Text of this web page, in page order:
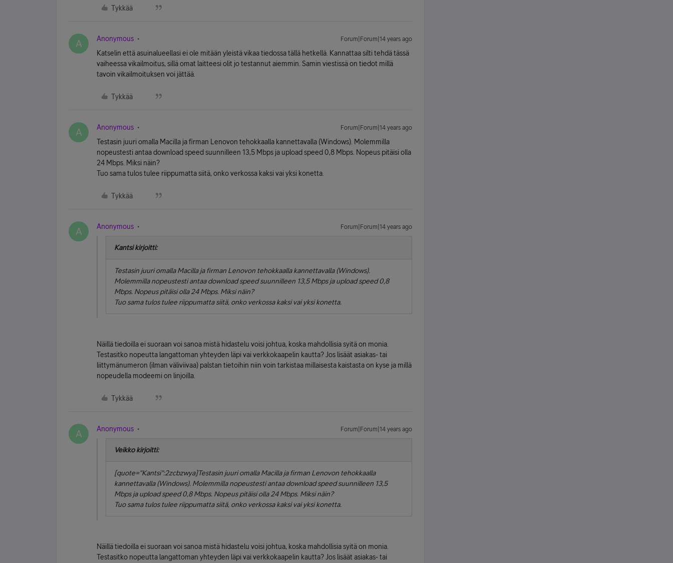
Tykkää
A Anonymous Forum|Forum|14 years ago
Katselin että asuinalueellasi ei ole mitään yleistä vikaa tiedossa tällä hetkellä. Kannattaa silti tehdä tässä
vaiheessa vikailmoitus, sillä omat laitteesi olit jo testannut aiemmin. Samin viestissä on tiedot millä
tavoin vikailmoituksen voi jättää.
Tykkää
A Anonymous Forum|Forum|14 years ago
Testasin juuri omalla Macilla ja firman Lenovon tehokkaalla kannettavalla (Windows). Molemmilla
nopeustesti antaa download speed suunnilleen 13,5 Mbps ja upload speed 0,8 Mbps. Nopeus pitäisi olla
24 Mbps. Miksi näin?
Tuo sama tulos tulee riippumatta siitä, onko verkossa kaksi vai yksi konetta.
Tykkää
A Anonymous Forum|Forum|14 years ago
Kantsi kirjoitti:
Testasin juuri omalla Macilla ja firman Lenovon tehokkaalla kannettavalla (Windows).
Molemmilla nopeustesti antaa download speed suunnilleen 13,5 Mbps ja upload speed 0,8
Mbps. Nopeus pitäisi olla 24 Mbps. Miksi näin?
Tuo sama tulos tulee riippumatta siitä, onko verkossa kaksi vai yksi konetta.
Näillä tiedoilla ei suoraan voi sanoa mistä hidastelu voisi johtua, koska mahdollisia syitä on monia.
Testasitko nopeutta langattoman yhteyden läpi vai verkkokaapelin kautta? Jos lisäät asiakas- tai
liittymänumeron (ilman väliviivaa) palstan tietoihin niin voin tarkistaa millaisesta kaistasta on kyse ja millä
nopeudella modeemi on linjoilla.
Tykkää
A Anonymous Forum|Forum|14 years ago
Veikko kirjoitti:
[quote="Kantsi":2zcbzwya]Testasin juuri omalla Macilla ja firman Lenovon tehokkaalla
kannettavalla (Windows). Molemmilla nopeustesti antaa download speed suunnilleen 13,5
Mbps ja upload speed 0,8 Mbps. Nopeus pitäisi olla 24 Mbps. Miksi näin?
Tuo sama tulos tulee riippumatta siitä, onko verkossa kaksi vai yksi konetta.
Näillä tiedoilla ei suoraan voi sanoa mistä hidastelu voisi johtua, koska mahdollisia syitä on monia.
Testasitko nopeutta langattoman yhteyden läpi vai verkkokaapelin kautta? Jos lisäät asiakas- tai